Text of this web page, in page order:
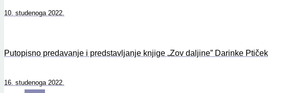
10. studenoga 2022.
Putopisno predavanje i predstavljanje knjige „Zov daljine” Darinke Ptiček
16. studenoga 2022.